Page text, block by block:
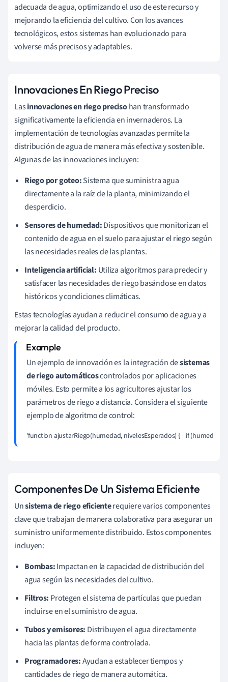
adecuada de agua, optimizando el uso de este recurso y
mejorando la eficiencia del cultivo. Con los avances
tecnológicos, estos sistemas han evolucionado para
volverse más precisos y adaptables.
Innovaciones En Riego Preciso
Lasinnovaciones en riego precisohan transformado
significativamente la eficiencia en invernaderos. La
implementación de tecnologías avanzadas permite la
distribución de agua de manera más efectiva y sostenible.
Algunas de las innovaciones incluyen:
Riego por goteo:Sistema que suministra agua
directamente a la raíz de la planta, minimizando el
desperdicio.
Sensores de humedad:Dispositivos que monitorizan el
contenido de agua en el suelo para ajustar el riego según
las necesidades reales de las plantas.
Inteligencia artificial: Utiliza algoritmos para predecir y
satisfacer las necesidades de riego basándose en datos
históricos y condiciones climáticas.
Estas tecnologías ayudan a reducir el consumo de agua y a
mejorar la calidad del producto.
Un ejemplo de innovación es la integración desistemas
de riego automáticoscontrolados por aplicaciones
móviles. Esto permite a los agricultores ajustar los
parámetros de riego a distancia. Considera el siguiente
ejemplo de algoritmo de control:
'function ajustarRiego(humedad, nivelesEsperados) {    if (humedad <
Componentes De Un Sistema Eficiente
Unsistema de riego eficienterequiere varios componentes
clave que trabajan de manera colaborativa para asegurar un
suministro uniformemente distribuido. Estos componentes
incluyen:
Bombas:Impactan en la capacidad de distribución del
agua según las necesidades del cultivo.
Filtros: Protegen el sistema de partículas que puedan
incluirse en el suministro de agua.
Tubos y emisores: Distribuyen el agua directamente
hacia las plantas de forma controlada.
Programadores:Ayudan a establecer tiempos y
cantidades de riego de manera automática.